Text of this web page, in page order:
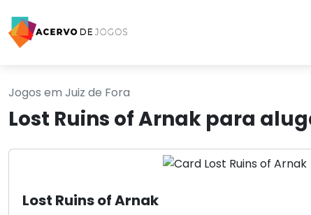
Jogos em Juiz de Fora
Lost Ruins of Arnak para
Lost Ruins of Arnak